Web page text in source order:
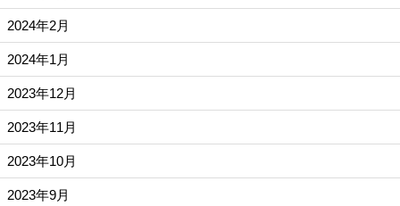
2024年2月
2024年1月
2023年12月
2023年11月
2023年10月
2023年9月